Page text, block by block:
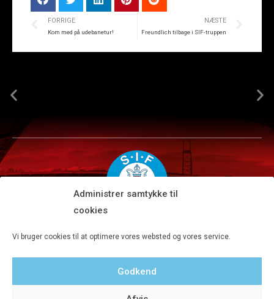
Administrer samtykke til
cookies
Vi bruger cookies til at optimere vores websted og vores service.
Godkend
FORRIGE
Kom med på udebanetur!
NÆSTE
Freundlich tilbage i SIF-truppen
Tlf 8680 4477 · Fax 8680 4647 · Kontortid man-fre kl. 9-15